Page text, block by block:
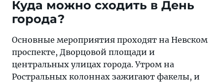
Куда можно сходить в День
города?
Основные мероприятия проходят на Невском
проспекте, Дворцовой площади и
центральных улицах города. Утром на
Ростральных колоннах зажигают факелы, и